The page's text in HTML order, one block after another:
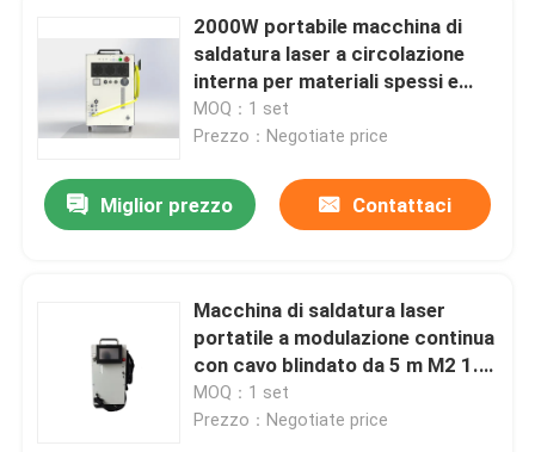
2000W portabile macchina di
saldatura laser a circolazione
interna per materiali spessi e
sottili
MOQ：1 set
Prezzo：Negotiate price
Miglior prezzo Contattaci
Macchina di saldatura laser
portatile a modulazione continua
con cavo blindato da 5 m M2 1.3
20um
MOQ：1 set
Prezzo：Negotiate price